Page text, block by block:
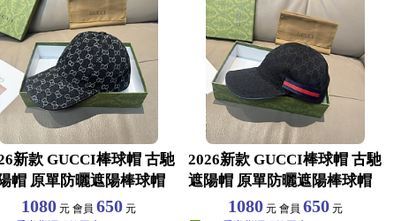
新款 GUCCI棒球帽 古馳
帽 原單防曬遮陽棒球帽
旅1080元 會員 650元
2026新款 GUCCI棒球帽 古馳
遮陽帽 原單防曬遮陽棒球帽
批發 旅1080元 會員 650元